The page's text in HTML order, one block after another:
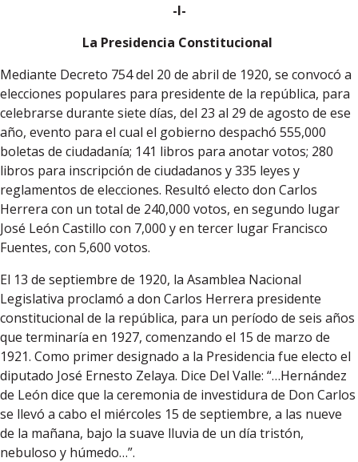
-I-
La Presidencia Constitucional
Mediante Decreto 754 del 20 de abril de 1920, se convocó a
elecciones populares para presidente de la república, para
celebrarse durante siete días, del 23 al 29 de agosto de ese
año, evento para el cual el gobierno despachó 555,000
boletas de ciudadanía; 141 libros para anotar votos; 280
libros para inscripción de ciudadanos y 335 leyes y
reglamentos de elecciones. Resultó electo don Carlos
Herrera con un total de 240,000 votos, en segundo lugar
José León Castillo con 7,000 y en tercer lugar Francisco
Fuentes, con 5,600 votos.
El 13 de septiembre de 1920, la Asamblea Nacional
Legislativa proclamó a don Carlos Herrera presidente
constitucional de la república, para un período de seis años
que terminaría en 1927, comenzando el 15 de marzo de
1921. Como primer designado a la Presidencia fue electo el
diputado José Ernesto Zelaya. Dice Del Valle: “…Hernández
de León dice que la ceremonia de investidura de Don Carlos
se llevó a cabo el miércoles 15 de septiembre, a las nueve
de la mañana, bajo la suave lluvia de un día tristón,
nebuloso y húmedo…”.